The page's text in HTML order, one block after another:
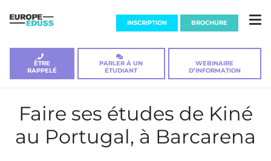
INSCRIPTION BROCHURE
ÊTRE
RAPPELÉ
PARLER À UN
ÉTUDIANT
WEBINAIRE
D’INFORMATION
Faire ses études de Kiné
au Portugal, à Barcarena